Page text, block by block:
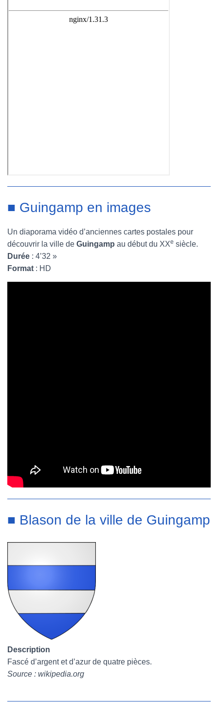
■ Guingamp en images
Un diaporama vidéo d’anciennes cartes postales pour
découvrir la ville de Guingamp au début du XXe siècle.
Durée : 4’32 »
Format : HD
■ Blason de la ville de Guingamp
Description
Fascé d’argent et d’azur de quatre pièces.
Source : wikipedia.org